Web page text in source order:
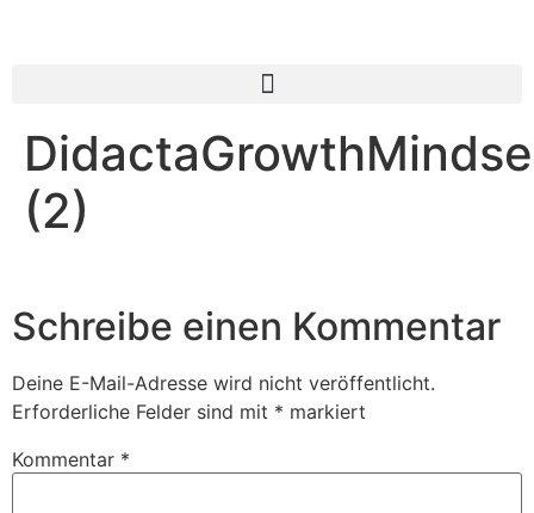
(2)
Schreibe einen Kommentar
Deine E-Mail-Adresse wird nicht veröffentlicht.
Erforderliche Felder sind mit * markiert
Kommentar *